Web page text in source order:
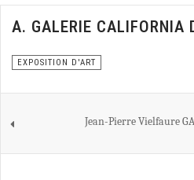
A. GALERIE CALIFORNIA
EXPOSITION D'ART
Jean-Pierre Vielfaure